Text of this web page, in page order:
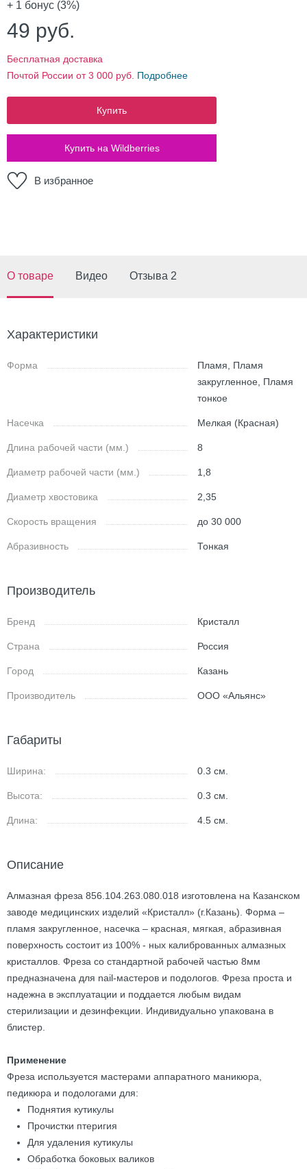
+ 1 бонус (3%)
49 руб.
Бесплатная доставка
Почтой России от 3 000 руб. Подробнее
Купить
Купить на Wildberries
В избранное
О товаре Видео Отзыва 2
Характеристики
Форма
Пламя, Пламя
закругленное, Пламя
тонкое
Насечка Мелкая (Красная)
Длина рабочей части (мм.) 8
Диаметр рабочей части (мм.) 1,8
Диаметр хвостовика 2,35
Скорость вращения до 30 000
Абразивность Тонкая
Производитель
Бренд Кристалл
Страна Россия
Город Казань
Производитель ООО «Альянс»
Габариты
Ширина: 0.3см.
Высота: 0.3см.
Длина: 4.5см.
Описание
Алмазная фреза 856.104.263.080.018 изготовлена на Казанском
заводе медицинских изделий «Кристалл» (г.Казань). Форма –
пламя закругленное, насечка – красная, мягкая, абразивная
поверхность состоит из 100% - ных калиброванных алмазных
кристаллов. Фреза со стандартной рабочей частью 8мм
предназначена для nail-мастеров и подологов. Фреза проста и
надежна в эксплуатации и поддается любым видам
стерилизации и дезинфекции. Индивидуально упакована в
блистер.
Применение
Фреза используется мастерами аппаратного маникюра,
педикюра и подологами для:
Поднятия кутикулы
Прочистки птеригия
Для удаления кутикулы
Обработка боковых валиков